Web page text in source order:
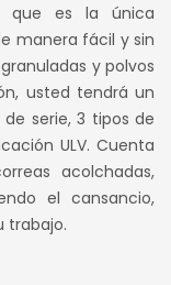
es:
S/
que es la única
manera fácil y sin
y polvos
usted tendrá un
serie, 3 tipos de
ULV. Cuenta
acolchadas,
el cansancio,
trabajo.